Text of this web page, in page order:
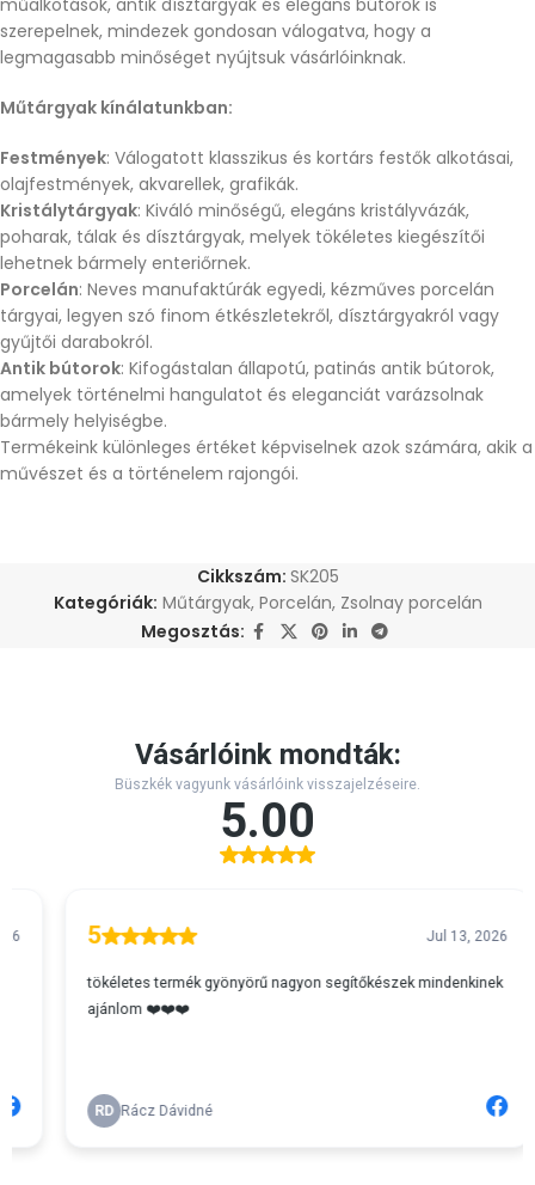
szerepelnek, mindezek gondosan válogatva, hogy a
legmagasabb minőséget nyújtsuk vásárlóinknak.
Műtárgyak kínálatunkban:
Festmények: Válogatott klasszikus és kortárs festők alkotásai,
olajfestmények, akvarellek, grafikák.
Kristálytárgyak: Kiváló minőségű, elegáns kristályvázák,
poharak, tálak és dísztárgyak, melyek tökéletes kiegészítői
lehetnek bármely enteriőrnek.
Porcelán: Neves manufaktúrák egyedi, kézműves porcelán
tárgyai, legyen szó finom étkészletekről, dísztárgyakról vagy
gyűjtői darabokról.
Antik bútorok: Kifogástalan állapotú, patinás antik bútorok,
amelyek történelmi hangulatot és eleganciát varázsolnak
bármely helyiségbe.
Termékeink különleges értéket képviselnek azok számára, akik a
művészet és a történelem rajongói.
Cikkszám: SK205
Kategóriák: Műtárgyak, Porcelán, Zsolnay porcelán
Megosztás: